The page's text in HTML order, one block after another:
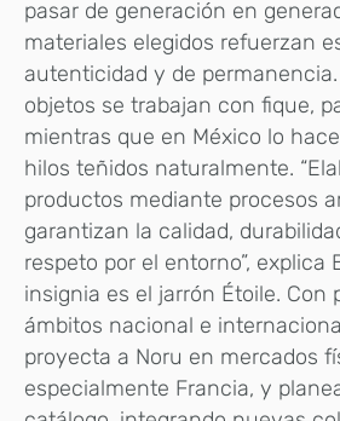
pasar de generación en
materiales elegidos refuerzan
autenticidad y de
objetos se trabajan con fique,
mientras que en México lo
hilos teñidos naturalmente.
productos mediante procesos
garantizan la calidad,
respeto por el entorno”, explica
insignia es el jarrón Étoile. Con
ámbitos nacional e
proyecta a Noru en mercados
especialmente Francia, y